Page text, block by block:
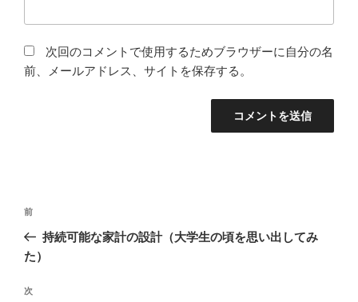
次回のコメントで使用するためブラウザーに自分の名
前、メールアドレス、サイトを保存する。
投
ナ
ゲ
前
の
投
前
持続可能な家計の設計（大学生の頃を思い出してみ
た）
次
次